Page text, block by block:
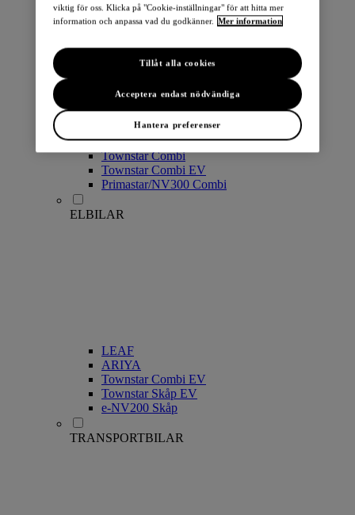
Qashqai
LEAF
ARIYA
X-Trail
Townstar Combi
Townstar Combi EV
Primastar/NV300 Combi
ELBILAR
LEAF
ARIYA
Townstar Combi EV
Townstar Skåp EV
e-NV200 Skåp
TRANSPORTBILAR
viktig för oss. Klicka på "Cookie-inställningar" för att hitta mer
information och anpassa vad du godkänner. Mer information
Hantera preferenser
Acceptera endast nödvändiga
Tillåt alla cookies